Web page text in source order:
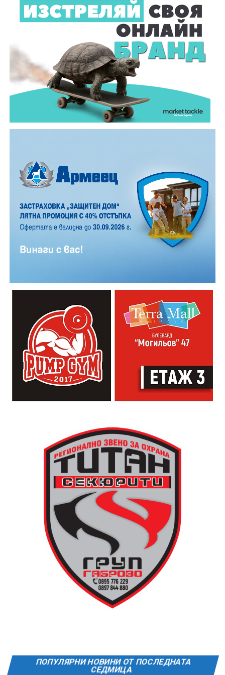
чествания белязаха миналата 2025 година. Връчи им
ги заместник – кметът Диляна Джеджева.
Години след разрушаването на кулата се заражда
инициатива за нейното възстановяване, обединила
увенчават с успех и на 8 септември 1984 година
часовниковата кула, с работещия век по-рано
механизъм, е официално открита наново. Самият
механизъм е възстановен година по-рано, през 1983
г., от майстор Илия Ковачев, който изковава
липсващите му части. Днес неговият син, Иван
Ковачев, продължава делото на баща си, като се
грижи за техническата поддръжка на механизма и
отстранява евентуални повреди.
новата кула. Архитект Илия Лефтеров е трябвало да
търси подходящо място за нейното изграждане, тъй
като до средата на 80-те години на нейното
оригинално място вече били построени сградите на
Община Дряново и на полицията.
В новия епизод на „Музеят говори“ зрителите ще
видят в детайли как се навива часовникът, как се
Темата тази година, „Топлината в дома: От
древното огнище до модерния уют“, постави
акцент върху практическото изграждане на
традиционна пещ и огнище. Всички преминали през
тридневното обучение получиха „Уверително“ –
официалният документ, който музей „Етър“ издава
за придобитите знания и умения.
участниците да работят рамо до рамо с утвърдени
признатите майстори реставратори в музей „Етър“,
води обучението за изграждане на каменна основа
за отоплителните съоръжения. Част от курсистите
надградиха своите умения по каменна зидария,
придобити в предишни издания на програмата.
Дървените елементи и носещата конструкция бяха
във фокуса на практиката, водена от реставратора
Валентин Дамянов. С отличните си комуникационни
умения и задълбочени знания той демонстрира
различните видове традиционни инструменти,
тяхната поддръжка и правилната им употреба в
Арх. Николай Маринов от сдружение „Мещра“
ПОПУЛЯРНИ НОВИНИ ОТ ПОСЛЕДНАТА
СЕДМИЦА